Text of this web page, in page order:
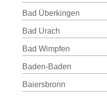
Bad Überkingen
Bad Urach
Bad Wimpfen
Baden-Baden
Baiersbronn